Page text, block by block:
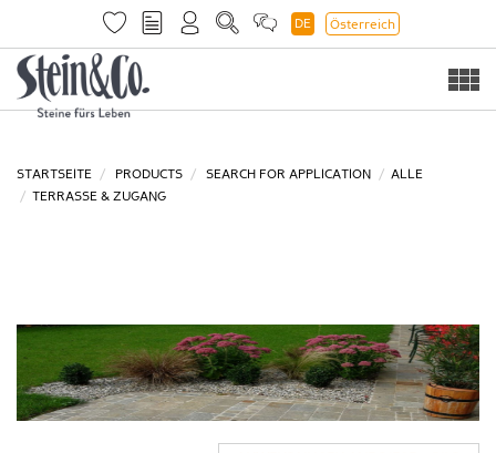
DE Österreich
STARTSEITE PRODUCTS SEARCH FOR APPLICATION
ALLE
TERRASSE & ZUGANG